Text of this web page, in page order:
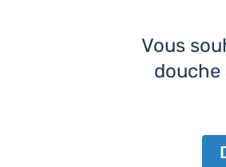
Vous
douche